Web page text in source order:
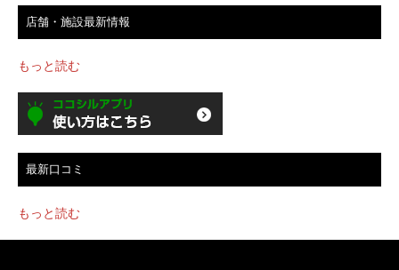
店舗・施設最新情報
もっと読む
最新口コミ
もっと読む